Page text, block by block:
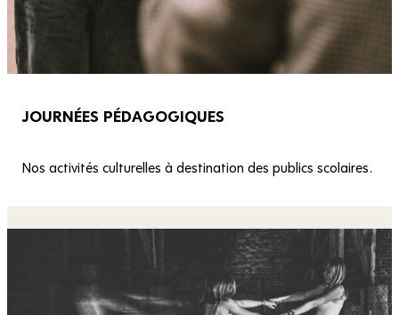
JOURNÉES PÉDAGOGIQUES
Nos activités culturelles à destination des publics scolaires.